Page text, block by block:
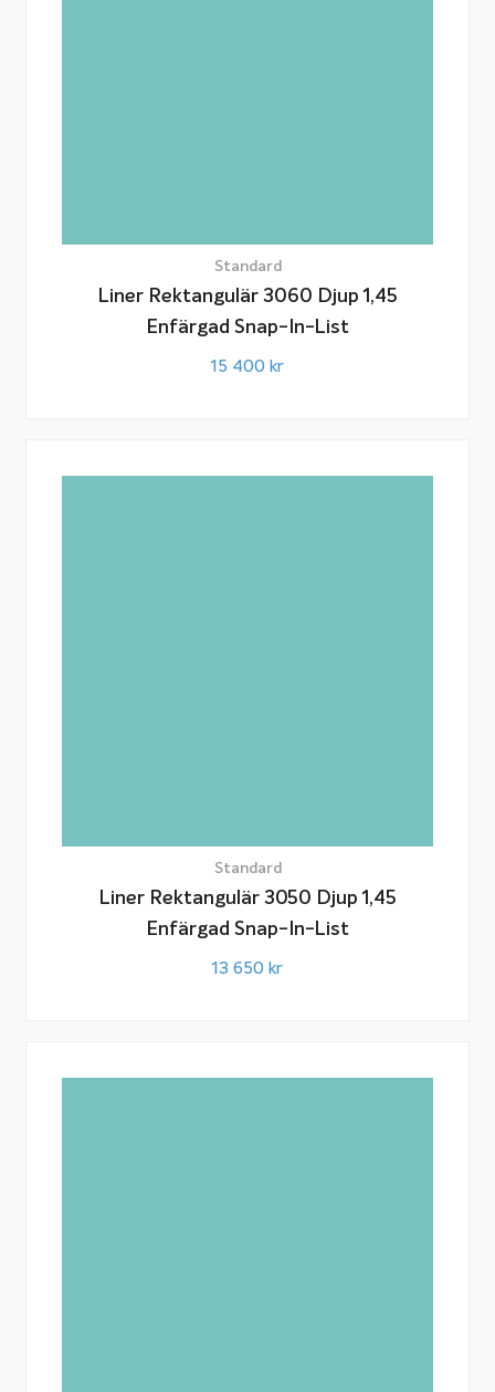
Standard
Liner Rektangulär 3060 Djup 1,45
Enfärgad Snap-In-List
15 400 kr
Standard
Liner Rektangulär 3050 Djup 1,45
Enfärgad Snap-In-List
13 650 kr